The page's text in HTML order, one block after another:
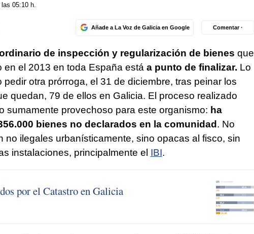
05:10 h.
Añade a La Voz de Galicia en Google Comentar ·
de inspección y regularización de bienes que
en el 2013 en toda España está a punto de finalizar. Lo
pedir otra prórroga, el 31 de diciembre, tras peinar los
quedan, 79 de ellos en Galicia. El proceso realizado
sumamente provechoso para este organismo: ha
bienes no declarados en la comunidad. No
no ilegales urbanísticamente, sino opacas al fisco, sin
instalaciones, principalmente el IBI.
por el Catastro en Galicia